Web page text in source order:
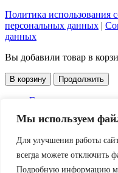
Мы используем
Для улучшения работы
всегда можете отключить
Подробную информацию
Политика использования
персональных данных |
данных
Вы добавили товар в
В корзину Продолжить
Главная
Услуги
О компании
Контакты
Акции